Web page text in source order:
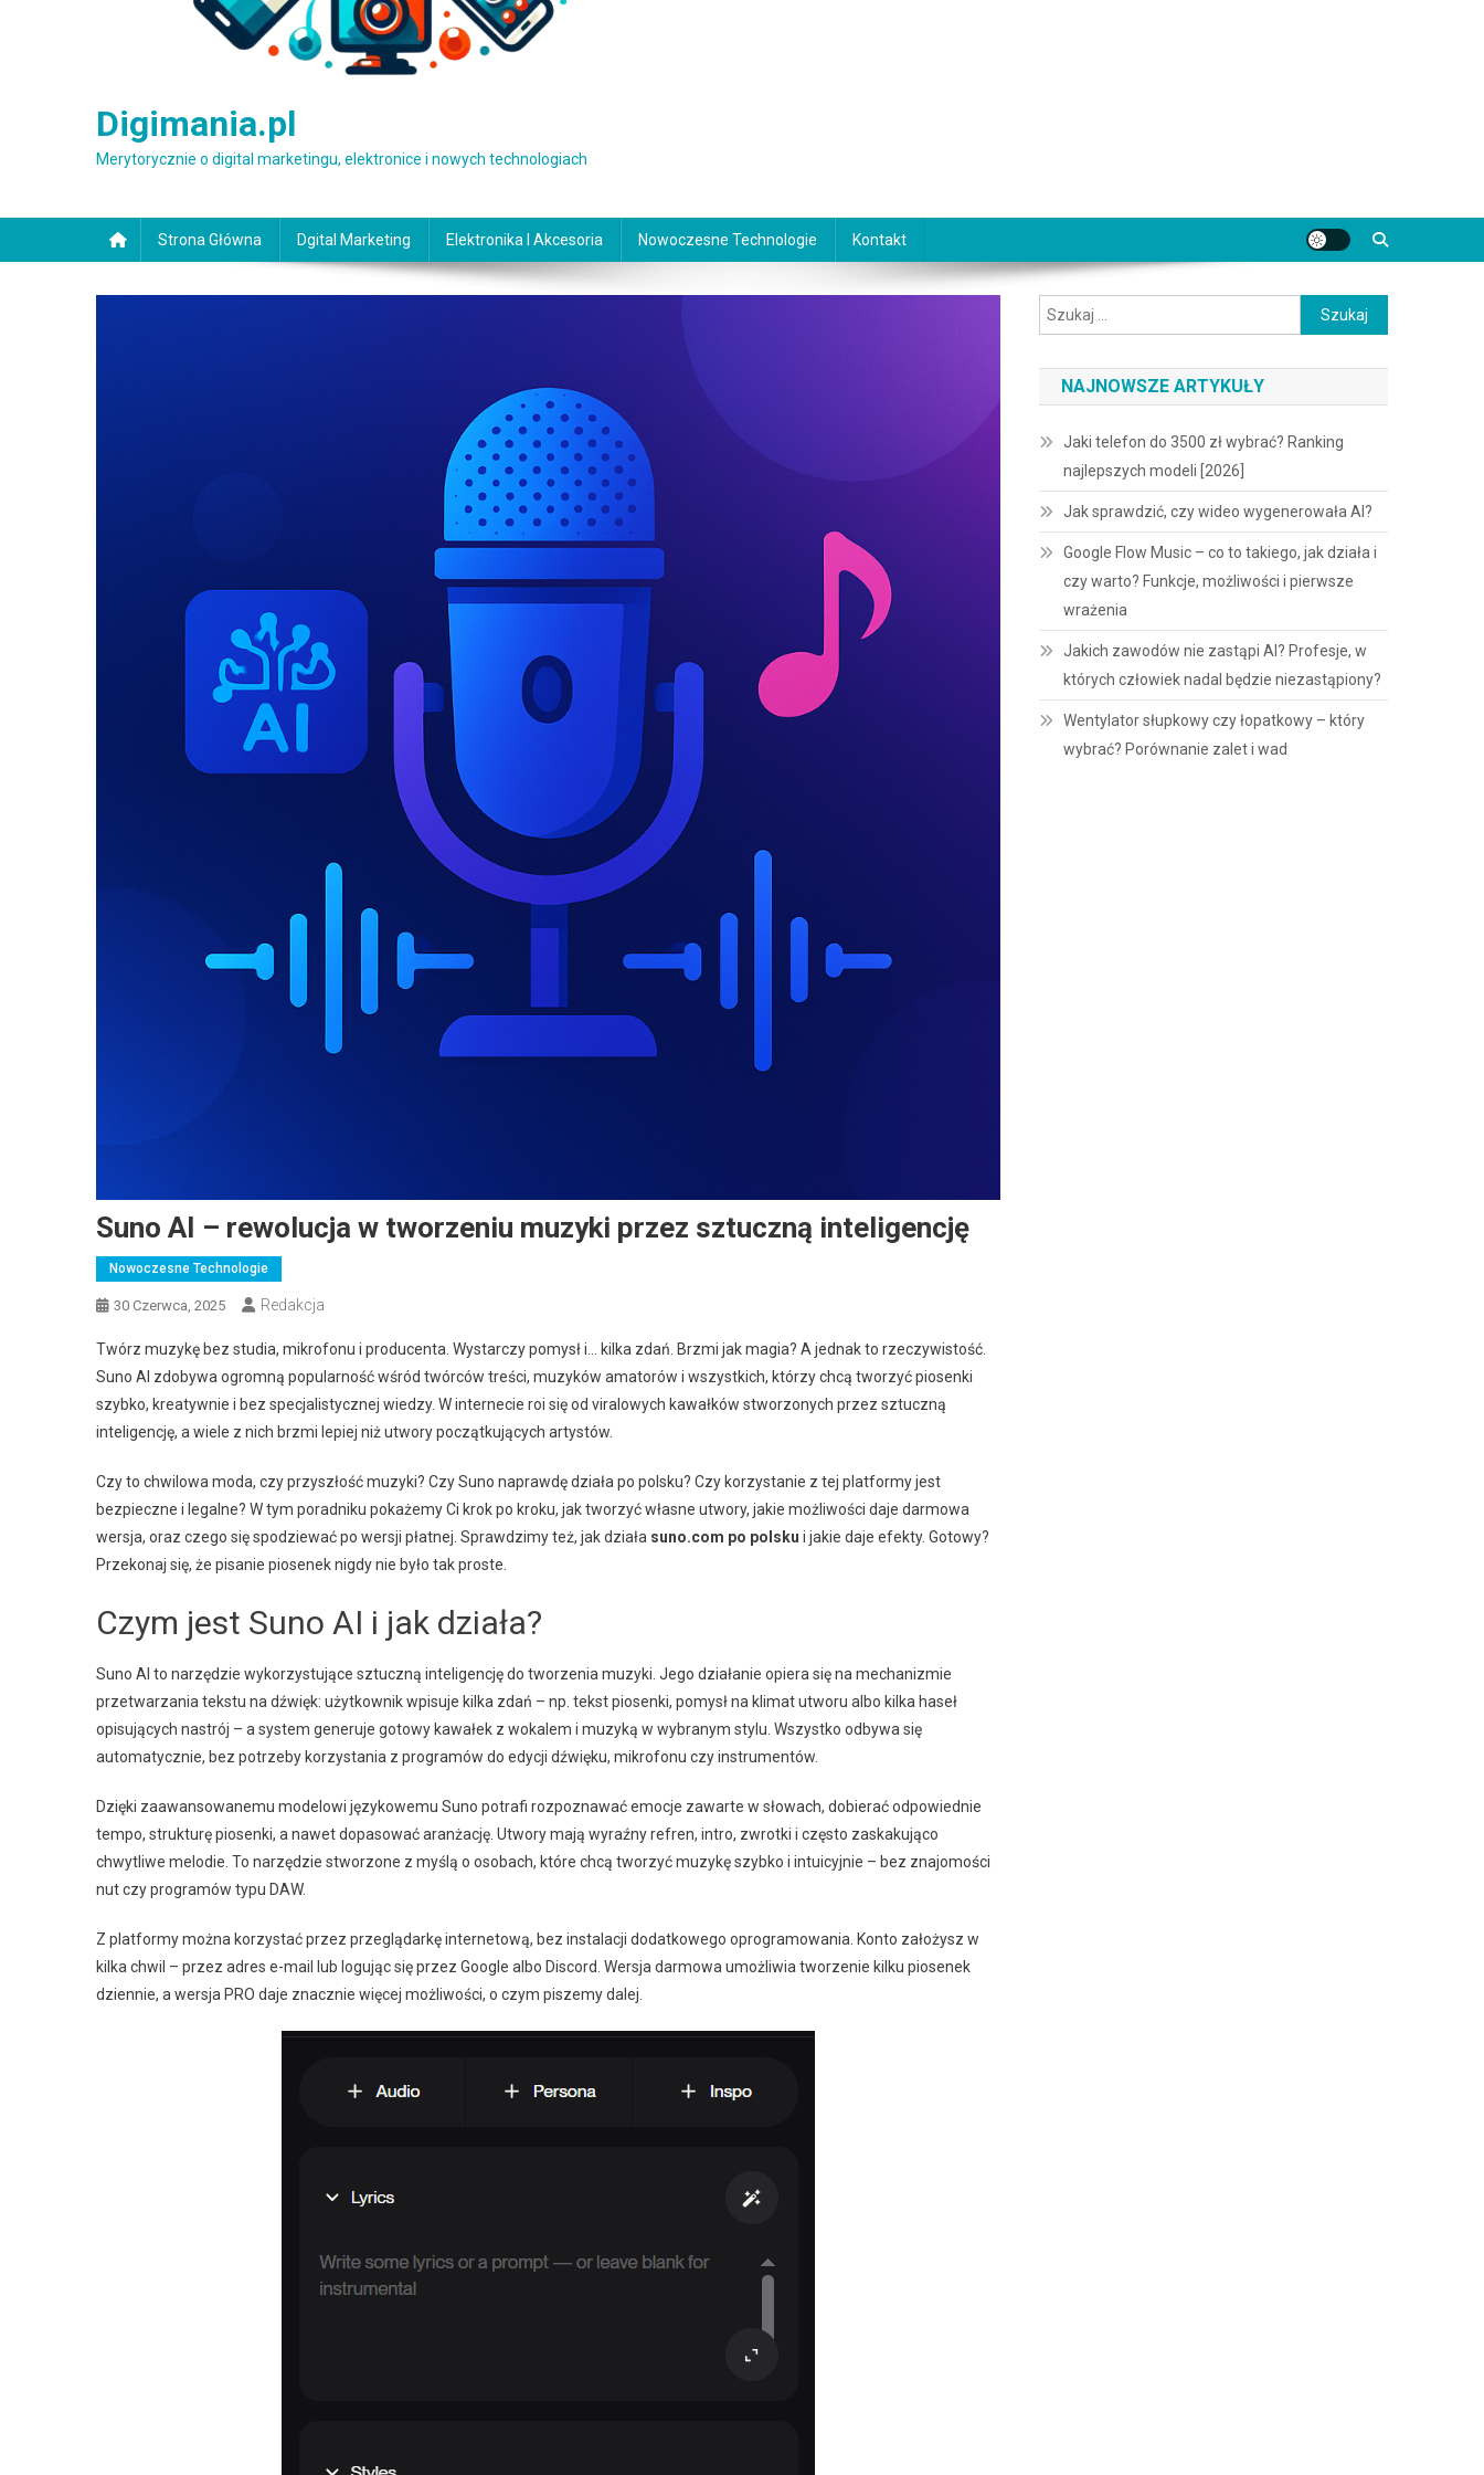
Digimania.pl
Merytorycznie o digital marketingu, elektronice i nowych technologiach
Strona Główna Dgital Marketing Elektronika I Akcesoria Nowoczesne Technologie Kontakt
Suno AI – rewolucja w tworzeniu muzyki przez sztuczną inteligencję
Nowoczesne Technologie
30 Czerwca, 2025 Redakcja
Twórz muzykę bez studia, mikrofonu i producenta. Wystarczy pomysł i… kilka zdań. Brzmi jak magia? A jednak to rzeczywistość.
Suno AI zdobywa ogromną popularność wśród twórców treści, muzyków amatorów i wszystkich, którzy chcą tworzyć piosenki
szybko, kreatywnie i bez specjalistycznej wiedzy. W internecie roi się od viralowych kawałków stworzonych przez sztuczną
inteligencję, a wiele z nich brzmi lepiej niż utwory początkujących artystów.
Czy to chwilowa moda, czy przyszłość muzyki? Czy Suno naprawdę działa po polsku? Czy korzystanie z tej platformy jest
bezpieczne i legalne? W tym poradniku pokażemy Ci krok po kroku, jak tworzyć własne utwory, jakie możliwości daje darmowa
wersja, oraz czego się spodziewać po wersji płatnej. Sprawdzimy też, jak działa suno.com po polsku i jakie daje efekty. Gotowy?
Przekonaj się, że pisanie piosenek nigdy nie było tak proste.
Czym jest Suno AI i jak działa?
Suno AI to narzędzie wykorzystujące sztuczną inteligencję do tworzenia muzyki. Jego działanie opiera się na mechanizmie
przetwarzania tekstu na dźwięk: użytkownik wpisuje kilka zdań – np. tekst piosenki, pomysł na klimat utworu albo kilka haseł
opisujących nastrój – a system generuje gotowy kawałek z wokalem i muzyką w wybranym stylu. Wszystko odbywa się
automatycznie, bez potrzeby korzystania z programów do edycji dźwięku, mikrofonu czy instrumentów.
Dzięki zaawansowanemu modelowi językowemu Suno potrafi rozpoznawać emocje zawarte w słowach, dobierać odpowiednie
tempo, strukturę piosenki, a nawet dopasować aranżację. Utwory mają wyraźny refren, intro, zwrotki i często zaskakująco
chwytliwe melodie. To narzędzie stworzone z myślą o osobach, które chcą tworzyć muzykę szybko i intuicyjnie – bez znajomości
nut czy programów typu DAW.
Z platformy można korzystać przez przeglądarkę internetową, bez instalacji dodatkowego oprogramowania. Konto założysz w
kilka chwil – przez adres e-mail lub logując się przez Google albo Discord. Wersja darmowa umożliwia tworzenie kilku piosenek
dziennie, a wersja PRO daje znacznie więcej możliwości, o czym piszemy dalej.
Szukaj:
NAJNOWSZE ARTYKUŁY
Jaki telefon do 3500 zł wybrać? Ranking
najlepszych modeli [2026]
Jak sprawdzić, czy wideo wygenerowała AI?
Google Flow Music – co to takiego, jak działa i
czy warto? Funkcje, możliwości i pierwsze
wrażenia
Jakich zawodów nie zastąpi AI? Profesje, w
których człowiek nadal będzie niezastąpiony?
Wentylator słupkowy czy łopatkowy – który
wybrać? Porównanie zalet i wad